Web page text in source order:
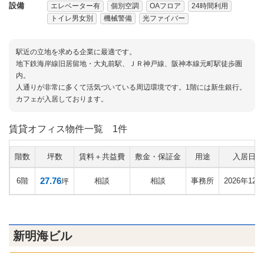
設備 エレベーター有 個別空調 OAフロア
24時間利用
トイレ男女別
機械警備 光ファイバー
駅近の立地を求める企業に最適です。
地下鉄海岸線旧居留地・大丸前駅、ＪＲ神戸線、阪神本線元町駅徒歩圏
内。
人通りが非常に多くて活気づいている周辺環境です。1階には新生銀行。
カフェが入居しております。
賃貸オフィス物件一覧 1件
階数 坪数 賃料＋共益費 敷金・保証金 用途 入居日
6階 27.76坪 相談 相談 事務所 2026年12月
新明海ビル